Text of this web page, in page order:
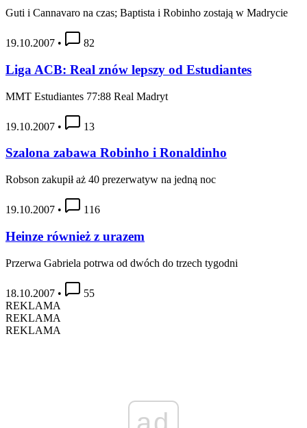
Guti i Cannavaro na czas; Baptista i Robinho zostają w Madrycie
19.10.2007 • 82
Liga ACB: Real znów lepszy od Estudiantes
MMT Estudiantes 77:88 Real Madryt
19.10.2007 • 13
Szalona zabawa Robinho i Ronaldinho
Robson zakupił aż 40 prezerwatyw na jedną noc
19.10.2007 • 116
Heinze również z urazem
Przerwa Gabriela potrwa od dwóch do trzech tygodni
18.10.2007 •
55
REKLAMA
REKLAMA
REKLAMA